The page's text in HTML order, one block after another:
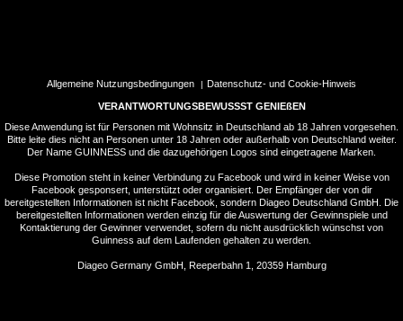
Allgemeine Nutzungsbedingungen Datenschutz- und Cookie-Hinweis
VERANTWORTUNGSBEWUSSST GENIEßEN
Diese Anwendung ist für Personen mit Wohnsitz in Deutschland ab 18 Jahren vorgesehen.
Bitte leite dies nicht an Personen unter 18 Jahren oder außerhalb von Deutschland weiter.
Der Name GUINNESS und die dazugehörigen Logos sind eingetragene Marken.
Diese Promotion steht in keiner Verbindung zu Facebook und wird in keiner Weise von
Facebook gesponsert, unterstützt oder organisiert. Der Empfänger der von dir
bereitgestellten Informationen ist nicht Facebook, sondern Diageo Deutschland GmbH. Die
bereitgestellten Informationen werden einzig für die Auswertung der Gewinnspiele und
Kontaktierung der Gewinner verwendet, sofern du nicht ausdrücklich wünschst von
Guinness auf dem Laufenden gehalten zu werden.
Diageo Germany GmbH, Reeperbahn 1, 20359 Hamburg